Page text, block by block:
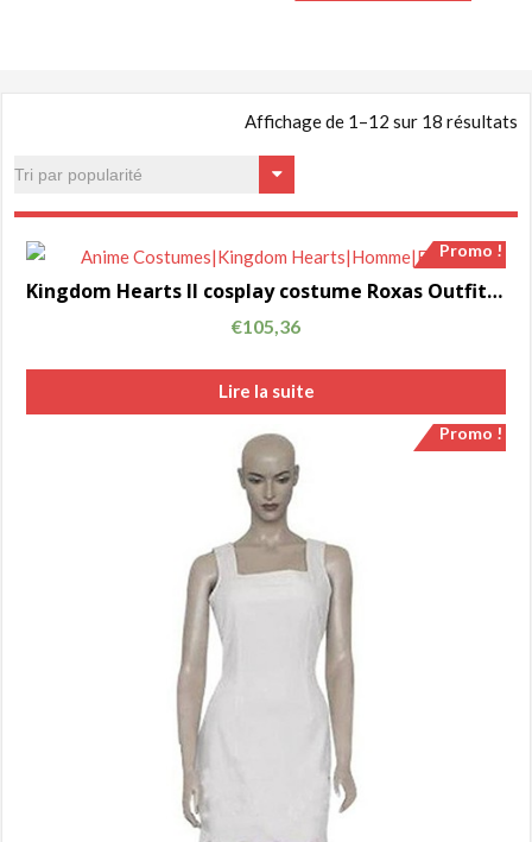
Affichage de 1–12 sur 18 résultats
Promo !
Kingdom Hearts II cosplay costume Roxas Outfit 1ère version Set AC00711
€105,36
Lire la suite
Promo !